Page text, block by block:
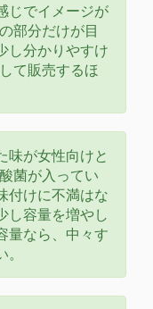
じでイメージが
部分だけが目
し分かりやすけ
て販売するほ
味が女性向けと
菌が入ってい
付けに不満はな
し容量を増やし
量なら、中々す